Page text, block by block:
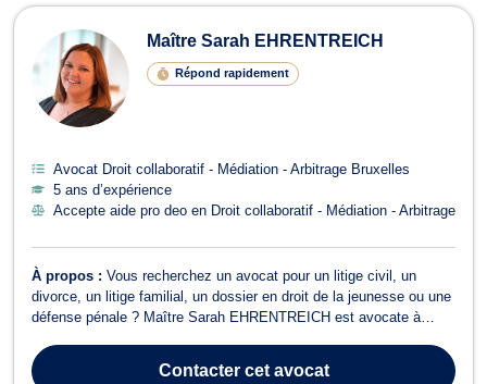
Maître Sarah EHRENTREICH
Répond rapidement
Avocat Droit collaboratif - Médiation - Arbitrage Bruxelles
5 ans d’expérience
Accepte aide pro deo en Droit collaboratif - Médiation - Arbitrage
À propos : Vous recherchez un avocat pour un litige civil, un
divorce, un litige familial, un dossier en droit de la jeunesse ou une
défense pénale ? Maître Sarah EHRENTREICH est avocate à
également devant les juridictions d'autres arrondissements
judiciaires. Elle se dist...Contactercet avocat